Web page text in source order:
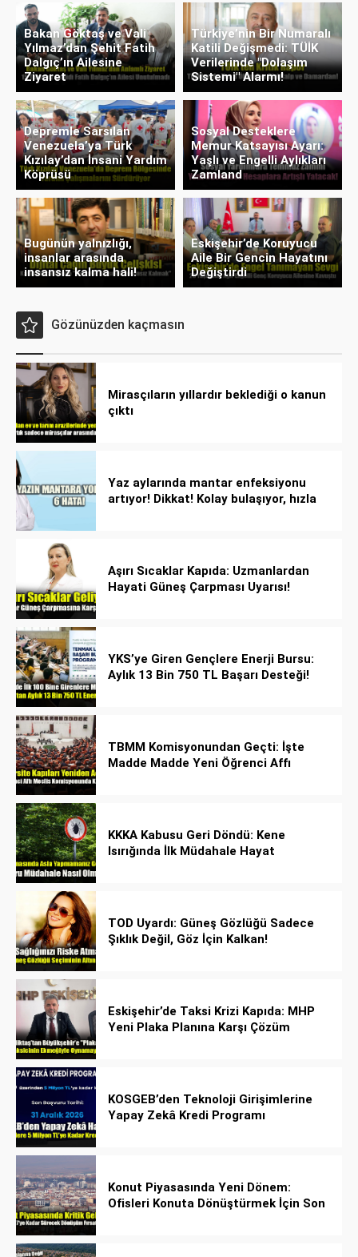
Bakan Göktaş ve Vali
Yılmaz’dan Şehit Fatih
Dalgıç’ın Ailesine
Ziyaret
Türkiye’nin Bir Numaralı
Katili Değişmedi: TÜİK
Verilerinde "Dolaşım
Sistemi" Alarmı!
Depremle Sarsılan
Venezuela’ya Türk
Kızılay’dan İnsani Yardım
Köprüsü
Sosyal Desteklere
Memur Katsayısı Ayarı:
Yaşlı ve Engelli Aylıkları
Zamland
Bugünün yalnızlığı,
insanlar arasında
insansız kalma hali!
Eskişehir’de Koruyucu
Aile Bir Gencin Hayatını
Değiştirdi
Gözünüzden kaçmasın
Mirasçıların yıllardır beklediği o kanun
çıktı
Yaz aylarında mantar enfeksiyonu
artıyor! Dikkat! Kolay bulaşıyor, hızla
Aşırı Sıcaklar Kapıda: Uzmanlardan
Hayati Güneş Çarpması Uyarısı!
YKS’ye Giren Gençlere Enerji Bursu:
Aylık 13 Bin 750 TL Başarı Desteği!
TBMM Komisyonundan Geçti: İşte
Madde Madde Yeni Öğrenci Affı
KKKA Kabusu Geri Döndü: Kene
Isırığında İlk Müdahale Hayat
TOD Uyardı: Güneş Gözlüğü Sadece
Şıklık Değil, Göz İçin Kalkan!
Eskişehir’de Taksi Krizi Kapıda: MHP
Yeni Plaka Planına Karşı Çözüm
KOSGEB’den Teknoloji Girişimlerine
Yapay Zekâ Kredi Programı
Konut Piyasasında Yeni Dönem:
Ofisleri Konuta Dönüştürmek İçin Son